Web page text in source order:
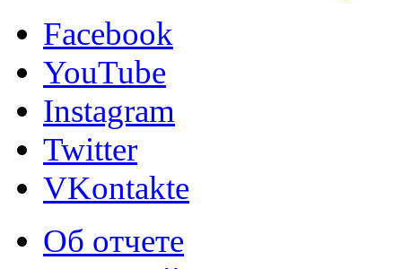
Facebook
YouTube
Instagram
Twitter
VKontakte
Об отчете